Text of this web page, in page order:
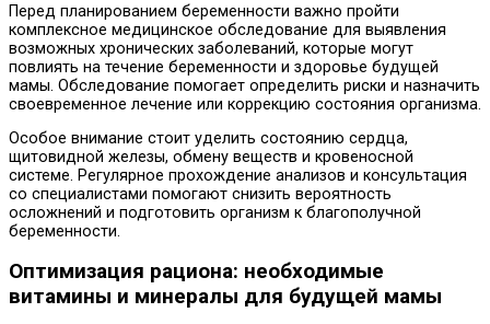
Перед планированием беременности важно пройти
комплексное медицинское обследование для выявления
возможных хронических заболеваний, которые могут
повлиять на течение беременности и здоровье будущей
мамы. Обследование помогает определить риски и назначить
своевременное лечение или коррекцию состояния организма.
Особое внимание стоит уделить состоянию сердца,
щитовидной железы, обмену веществ и кровеносной
системе. Регулярное прохождение анализов и консультация
со специалистами помогают снизить вероятность
осложнений и подготовить организм к благополучной
беременности.
Оптимизация рациона: необходимые
витамины и минералы для будущей мамы